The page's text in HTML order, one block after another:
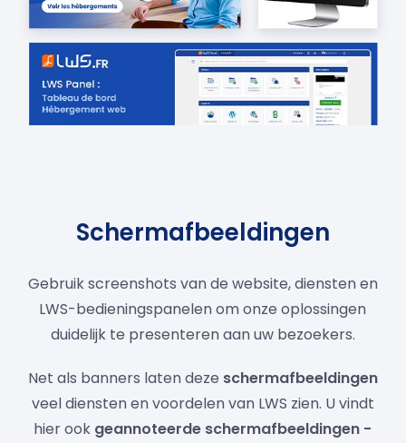
Schermafbeeldingen
Gebruik screenshots van de website, diensten en
LWS-bedieningspanelen om onze oplossingen
duidelijk te presenteren aan uw bezoekers.
Net als banners laten deze schermafbeeldingen
veel diensten en voordelen van LWS zien. U vindt
hier ook geannoteerde schermafbeeldingen -